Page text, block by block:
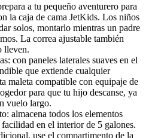
a tu pequeño aventurero para
la caja de cama JetKids. Los niños
solos, montarlo mientras un padre
La correa ajustable también
lleven.
con paneles laterales suaves en el
que extiende cualquier
maleta compatible con equipaje de
para que tu hijo descanse, ya
vuelo largo.
almacena todos los elementos
en el interior de 5 galones.
use el compartimento de la